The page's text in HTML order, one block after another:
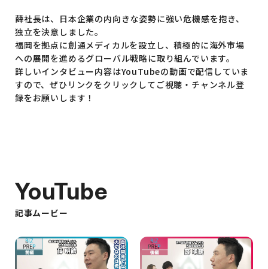
薛社長は、日本企業の内向きな姿勢に強い危機感を抱き、
独立を決意しました。
福岡を拠点に創通メディカルを設立し、積極的に海外市場
への展開を進めるグローバル戦略に取り組んでいます。
詳しいインタビュー内容はYouTubeの動画で配信していま
すので、ぜひリンクをクリックしてご視聴・チャンネル登
録をお願いします！
YouTube
記事ムービー